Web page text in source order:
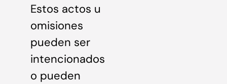
Estos actos u
omisiones
pueden ser
intencionados
o pueden